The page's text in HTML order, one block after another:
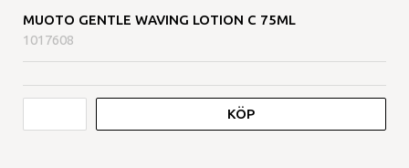
MUOTO GENTLE WAVING LOTION C 75ML
1017608
KÖP